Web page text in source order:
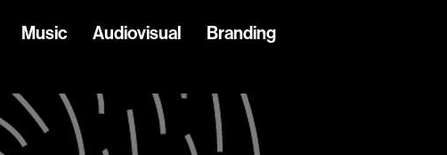
Music Audiovisual Branding